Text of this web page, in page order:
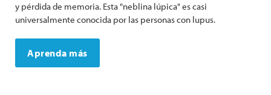
y pérdida de memoria. Esta "neblina lúpica" es casi
universalmente conocida por las personas con lupus.
Aprenda más